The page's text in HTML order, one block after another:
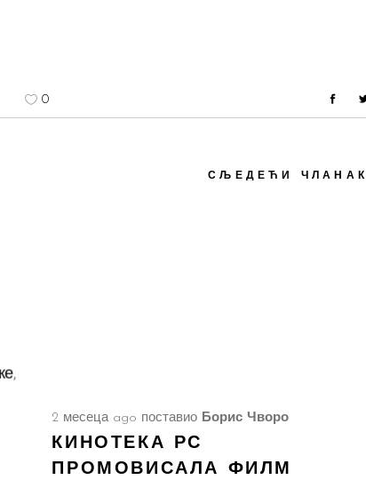
0
СЉЕДЕЋИ ЧЛАНАК
2 месеца ago поставио Борис Чворо
КИНОТЕКА РС
ПРОМОВИСАЛА ФИЛМ